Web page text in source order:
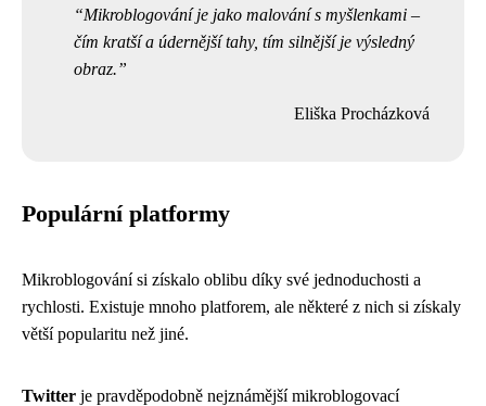
Mikroblogování je jako malování s myšlenkami –
čím kratší a údernější tahy, tím silnější je výsledný
obraz.
Eliška Procházková
Populární platformy
Mikroblogování si získalo oblibu díky své jednoduchosti a
rychlosti. Existuje mnoho platforem, ale některé z nich si získaly
větší popularitu než jiné.
Twitter je pravděpodobně nejznámější mikroblogovací